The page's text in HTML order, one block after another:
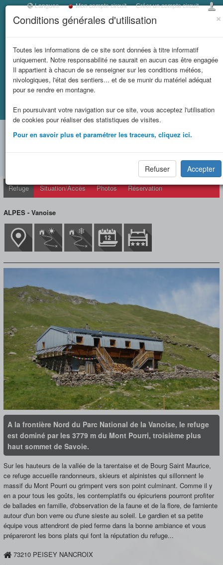
×
Conditions générales d'utilisation
Toutes les informations de ce site sont données à titre informatif
uniquement. Notre responsabilité ne saurait en aucun cas être engagée
Il appartient à chacun de se renseigner sur les conditions météos,
nivologiques, l'état des sentiers... et de se munir du matériel adéquat
pour se rendre en montagne.
En poursuivant votre navigation sur ce site, vous acceptez l'utilisation
de cookies pour réaliser des statistiques de visites.
Pour en savoir plus et paramétrer les traceurs, cliquez ici.
Refuser Accepter
Langues Mon compte circuit Créer un compte circuit
LES REFUGES DE
SAVOIE
et massifs
limitrophes
Accueil Fiche refuge REFUGE DU MONT POURRI (FFCAM)
REFUGE DU MONT POURRI
(FFCAM) (2370 m)
Refuge Situation/Accès Photos Réservation
ALPES - Vanoise
A la frontière Nord du Parc National de la Vanoise, le refuge
est dominé par les 3779 m du Mont Pourri, troisième plus
haut sommet de Savoie.
Sur les hauteurs de la vallée de la tarentaise et de Bourg Saint Maurice,
ce refuge accueille randonneurs, skieurs et alpinistes qui sillonnent le
massif du Mont Pourri ou grimpent vers son point culminant. Comme il y
en a pour tous les goûts, les contemplatifs ou épicuriens pourront profiter
de ballades en famille, d'observation de la faune et de la flore, de farniente
autour d'un bon verre ou d'une sieste au soleil. Le gardien et sa petite
équipe vous attendront de pied ferme dans la bonne ambiance et vous
prépareront les bons plats qui font la réputation du refuge...
73210 PEISEY NANCROIX